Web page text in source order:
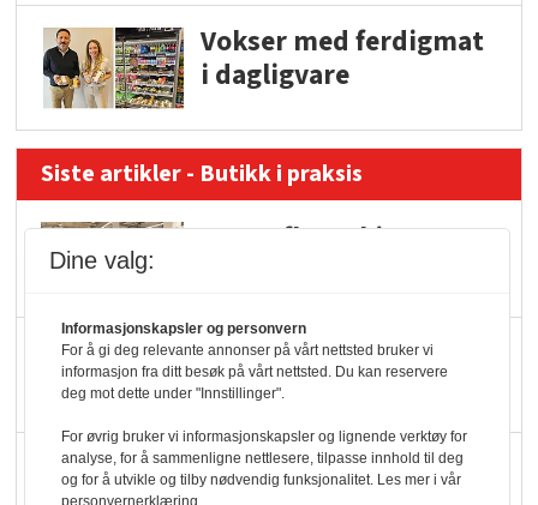
Vokser med ferdigmat
i dagligvare
Siste artikler - Butikk i praksis
Rema-flaggskip
Slik opprettholdes
ølsalget
Færre varer, men fulle
Dine valg:
Informasjonskapsler og personvern
For å gi deg relevante annonser på vårt nettsted bruker vi
informasjon fra ditt besøk på vårt nettsted. Du kan reservere
deg mot dette under "Innstillinger".
For øvrig bruker vi informasjonskapsler og lignende verktøy for
analyse, for å sammenligne nettlesere, tilpasse innhold til deg
og for å utvikle og tilby nødvendig funksjonalitet. Les mer i vår
personvernerklæring.